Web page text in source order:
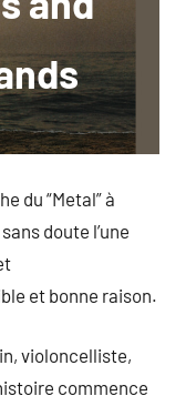
du “Metal” à
doute l’une
et bonne raison.
violoncelliste,
commence